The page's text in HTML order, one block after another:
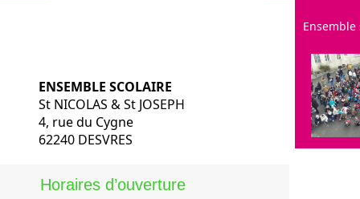
ENSEMBLE SCOLAIRE
St NICOLAS & St JOSEPH
4, rue du Cygne
62240 DESVRES
Horaires d’ouverture